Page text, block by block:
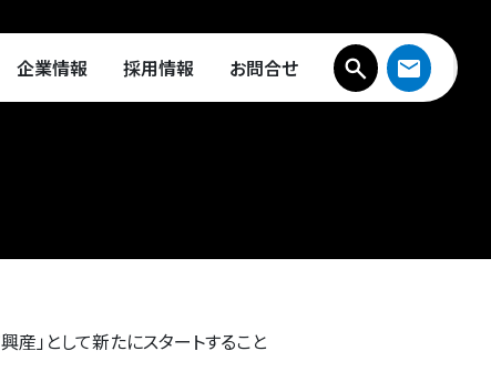
企業情報 採用情報 お問合せ
」として新たにスタートすること